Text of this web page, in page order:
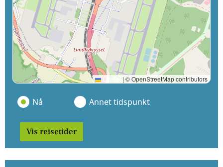
Leaflet | © OpenStreetMap contributors
Nå Annet tidspunkt
Vis reisetider